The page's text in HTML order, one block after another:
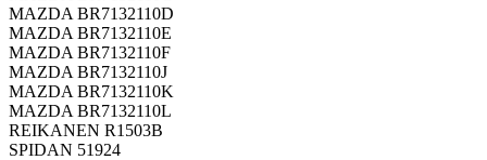
MAZDA BR7132110D
MAZDA BR7132110E
MAZDA BR7132110F
MAZDA BR7132110J
MAZDA BR7132110K
MAZDA BR7132110L
REIKANEN R1503B
SPIDAN 51924